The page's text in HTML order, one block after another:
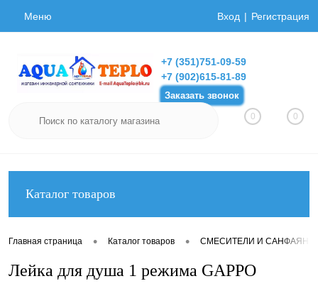
Меню Вход Регистрация
+7 (351)751-09-59
+7 (902)615-81-89
Заказать звонок
0 0
Каталог товаров
Главная страница • Каталог товаров • СМЕСИТЕЛИ И САНФАЯНС
Лейка для душа 1 режима GAPPO